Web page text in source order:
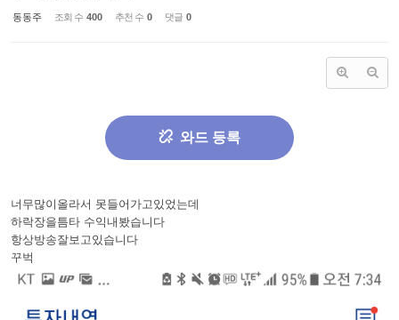
동동주 조회 수 400 추천 수 0 댓글 0
와드 등록
너무많이올라서 못들어가고있었는데
하락장을틈타 수익내봤습니다
항상방송잘보고있습니다
꾸벅